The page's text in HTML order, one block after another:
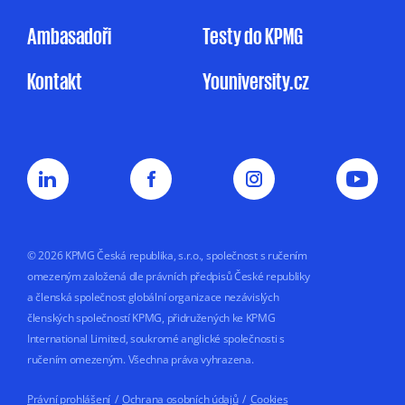
a mohu jej kdykoliv odvolat. Můj nesouhlas
Souhlas uděluji na dobu
5 let nebo do doby,
Ambasadoři
Kontakt
Testy do KPMG
Youniversity.cz
© 2026 KPMG Česká republika, s.r.o., společnost s ručením
omezeným založená dle právních předpisů České republiky
a členská společnost globální organizace nezávislých
členských společností KPMG, přidružených ke KPMG
International Limited, soukromé anglické společnosti s
ručením omezeným. Všechna práva vyhrazena.
Právní prohlášení / Ochrana osobních údajů / Cookies